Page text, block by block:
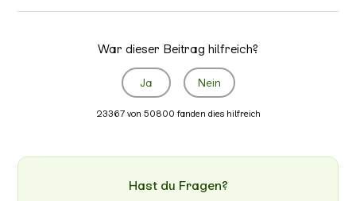
War dieser Beitrag hilfreich?
Ja Nein
23367 von 50800 fanden dies hilfreich
Hast du Fragen?